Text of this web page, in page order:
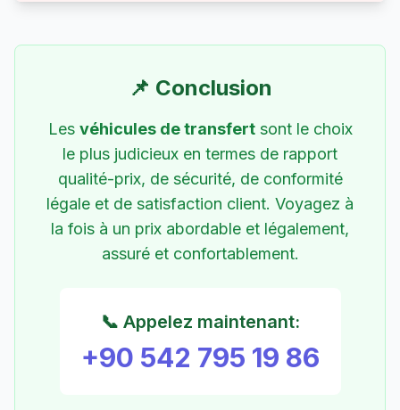
📌 Conclusion
Les véhicules de transfertsont le choix
le plus judicieux en termes de rapport
qualité-prix, de sécurité, de conformité
légale et de satisfaction client. Voyagez à
la fois à un prix abordable et légalement,
assuré et confortablement.
📞 Appelez maintenant:
+90 542 795 19 86